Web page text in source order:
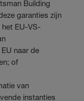
Building
garanties zijn
EU-VS-
naar de
of
van
instanties